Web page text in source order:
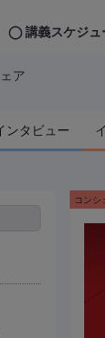
講義スケジュ
ア
ンタビュー
コンシ